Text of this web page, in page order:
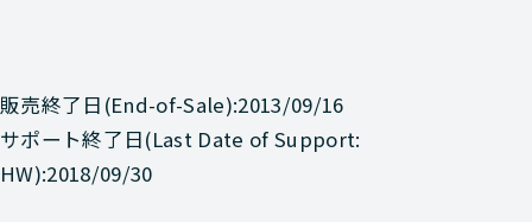
販売終了日(End-of-Sale):2013/09/16
サポート終了日(Last Date of Support:
HW):2018/09/30